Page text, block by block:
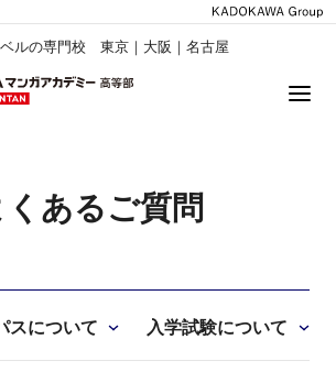
ルの専門校 東京｜大阪｜名古屋
くあるご質問
スについて 入学試験について